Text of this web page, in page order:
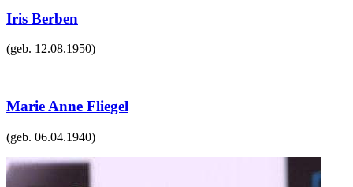
Iris Berben
(geb. 12.08.1950)
Marie Anne Fliegel
(geb. 06.04.1940)